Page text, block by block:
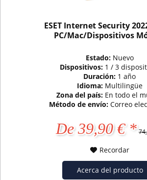
ESET Internet Security
PC/Mac/Dispositivos
Estado: Nuevo
Dispositivos: 1 / 3
Duración: 1 año
Idioma: Multilingüe
Zona del país: En todo el
Método de envío: Correo
De 39,90 € *
Recordar
Acerca del producto